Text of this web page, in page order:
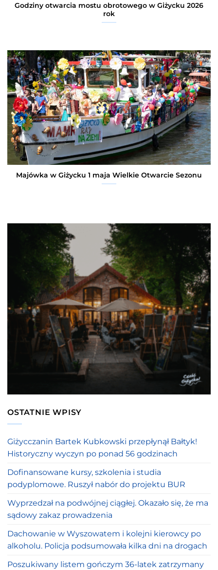
Godziny otwarcia mostu obrotowego w Giżycku 2026
rok
Majówka w Giżycku 1 maja Wielkie Otwarcie Sezonu
OSTATNIE WPISY
Giżycczanin Bartek Kubkowski przepłynął Bałtyk!
Historyczny wyczyn po ponad 56 godzinach
Dofinansowane kursy, szkolenia i studia
podyplomowe. Ruszył nabór do projektu BUR
Wyprzedzał na podwójnej ciągłej. Okazało się, że ma
sądowy zakaz prowadzenia
Dachowanie w Wyszowatem i kolejni kierowcy po
alkoholu. Policja podsumowała kilka dni na drogach
Poszukiwany listem gończym 36-latek zatrzymany